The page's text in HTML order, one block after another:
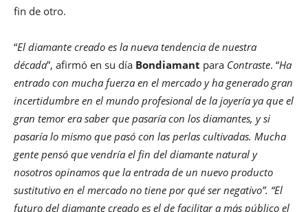
fin de otro.
“El diamante creado es la nueva tendencia de nuestra
década”, afirmó en su día Bondiamant para Contraste. “Ha
entrado con mucha fuerza en el mercado y ha generado gran
incertidumbre en el mundo profesional de la joyería ya que el
gran temor era saber que pasaría con los diamantes, y si
pasaría lo mismo que pasó con las perlas cultivadas. Mucha
gente pensó que vendría el fin del diamante natural y
nosotros opinamos que la entrada de un nuevo producto
sustitutivo en el mercado no tiene por qué ser negativo”. “El
futuro del diamante creado es el de facilitar a más público el